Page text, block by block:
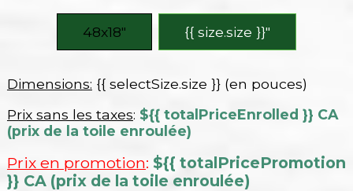
48x18″ {{ size.size }}″
Dimensions: {{ selectSize.size }} (en pouces)
Prix sans les taxes: ${{ totalPriceEnrolled }} CA
(prix de la toile enroulée)
Prix en promotion: ${{ totalPricePromotion
}} CA (prix de la toile enroulée)